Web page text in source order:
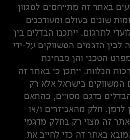
באתר זה מתייחסים למגוון
שונים בעולם ומעודכנים
לתרגום. ייתכנו הבדלים בין
לבין הדגמים המשווקים על-ידי
הטכני והן מבחינת
הנלוות. ייתכן כי באתר זה
המשווקים בישראל אלא רק
בדגם מסויים, בהתאם
לדמן. חלק מהאביזרים ו/או
זה מצוי רק בחלק מדגמי
באתר זה כדי לחייב את